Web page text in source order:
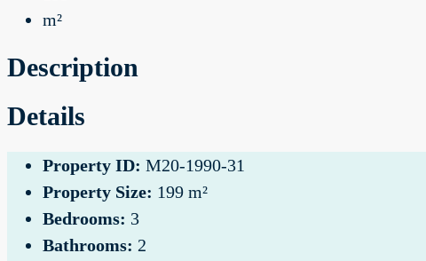
m²
Description
Details
Property ID: M20-1990-31
Property Size: 199 m²
Bedrooms: 3
Bathrooms: 2